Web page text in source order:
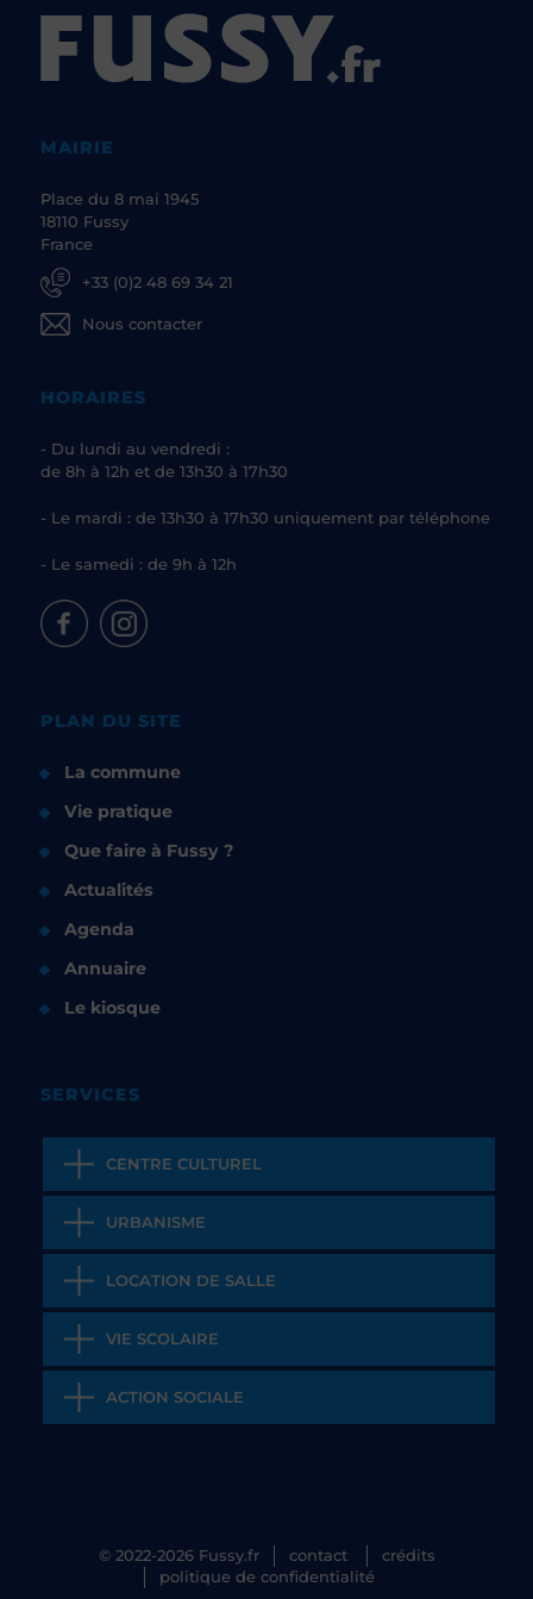
MAIRIE
Place du 8 mai 1945
18110 Fussy
France
+33 (0)2 48 69 34 21
Nous contacter
HORAIRES
- Du lundi au vendredi :
de 8h à 12h et de 13h30 à 17h30
- Le mardi : de 13h30 à 17h30 uniquement par téléphone
- Le samedi : de 9h à 12h
PLAN DU SITE
La commune
Vie pratique
Que faire à Fussy ?
Actualités
Agenda
Annuaire
Le kiosque
SERVICES
CENTRE CULTUREL
URBANISME
LOCATION DE SALLE
VIE SCOLAIRE
ACTION SOCIALE
© 2022-2026 Fussy.fr contact
crédits
politique de confidentialité